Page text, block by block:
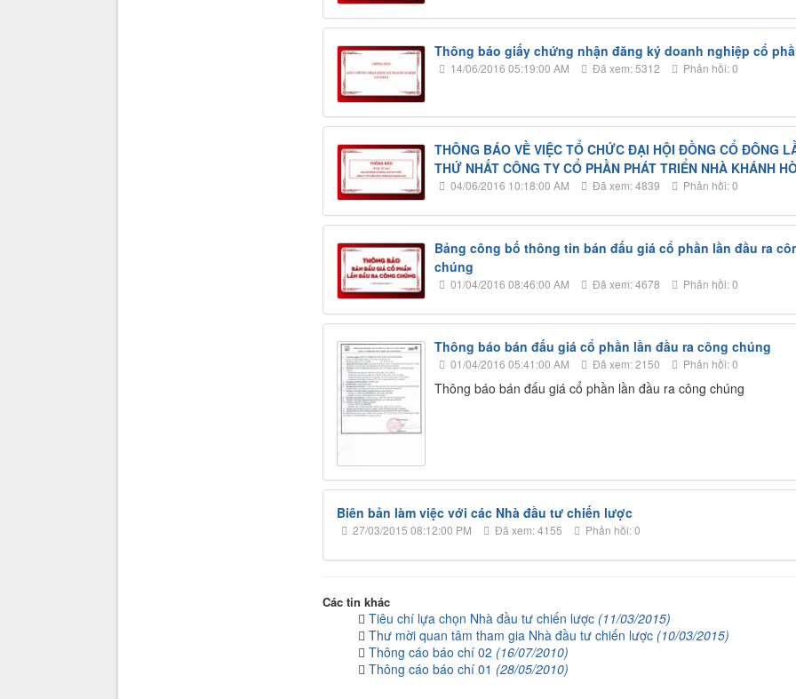
Thông báo giấy chứng nhận đăng ký doanh nghiệp cổ
14/06/2016 05:19:00 AM Đã xem: 5312 Phản hồi: 0
THÔNG BÁO VỀ VIỆC TỔ CHỨC ĐẠI HỘI ĐỒNG CỔ ĐÔNG
THỨ NHẤT CÔNG TY CỔ PHẦN PHÁT TRIỂN NHÀ KHÁNH
04/06/2016 10:18:00 AM Đã xem: 4839 Phản hồi: 0
Bảng công bố thông tin bán đấu giá cổ phần lần đầu ra
chúng
01/04/2016 08:46:00 AM Đã xem: 4678 Phản hồi: 0
Thông báo bán đấu giá cổ phần lần đầu ra công chúng
01/04/2016 05:41:00 AM Đã xem: 2150 Phản hồi: 0
Thông báo bán đấu giá cổ phần lần đầu ra công chúng
Biên bản làm việc với các Nhà đầu tư chiến lược
27/03/2015 08:12:00 PM Đã xem: 4155 Phản hồi: 0
Các tin khác
Tiêu chí lựa chọn Nhà đầu tư chiến lược (11/03/2015)
Thư mời quan tâm tham gia Nhà đầu tư chiến lược (10/03/2015)
Thông cáo báo chí 02 (16/07/2010)
Thông cáo báo chí 01 (28/05/2010)